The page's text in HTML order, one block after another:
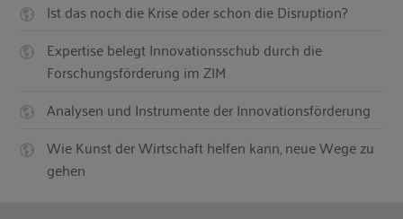
Ist das noch die Krise oder schon die Disruption?
Expertise belegt Innovationsschub durch die
Forschungsförderung im ZIM
Analysen und Instrumente der Innovationsförderung
Wie Kunst der Wirtschaft helfen kann, neue Wege zu
gehen